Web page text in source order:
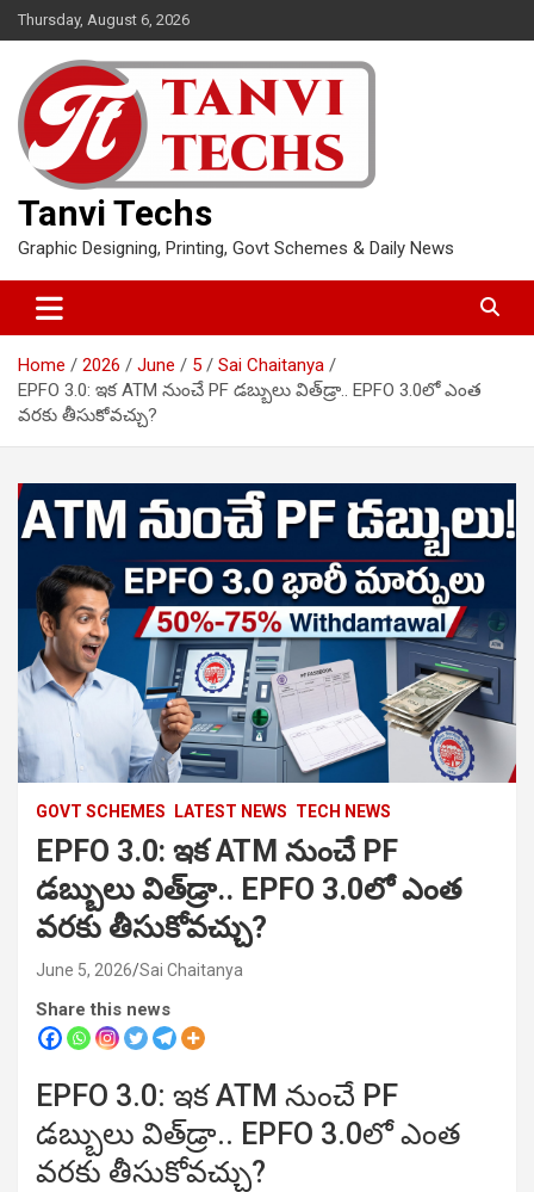
Skip
to
content
Thursday, August 6, 2026
Tanvi Techs
Graphic Designing, Printing, Govt Schemes & Daily News
Home 2026 June 5
Sai Chaitanya
EPFO 3.0: ఇక ATM నుంచే PF డబ్బులు విత్‌డ్రా.. EPFO 3.0లో ఎంత
వరకు తీసుకోవచ్చు?
GOVT SCHEMES LATEST NEWS TECH NEWS
EPFO 3.0: ఇక ATM నుంచే PF
డబ్బులు విత్‌డ్రా.. EPFO 3.0లో ఎంత
వరకు తీసుకోవచ్చు?
June 5, 2026 Sai Chaitanya
Share this news
EPFO 3.0: ఇక ATM నుంచే PF
డబ్బులు విత్‌డ్రా.. EPFO 3.0లో ఎంత
వరకు తీసుకోవచ్చు?